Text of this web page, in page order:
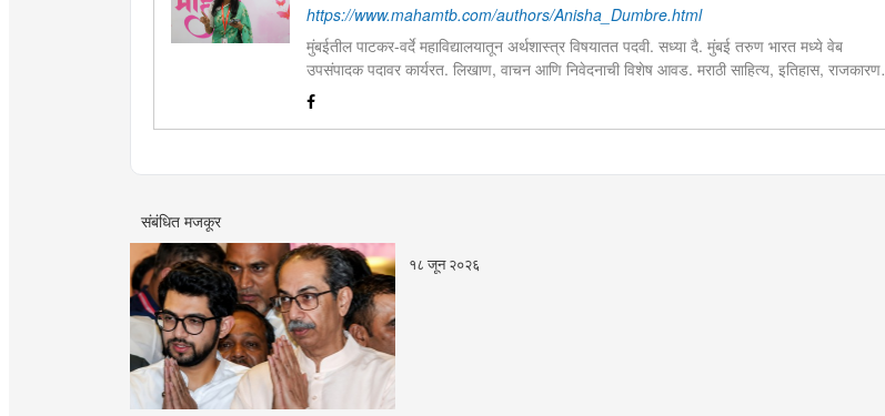
https://www.mahamtb.com/authors/Anisha_Dumbre.html
मुंबईतील पाटकर-वर्दे महाविद्यालयातून अर्थशास्त्र विषयातत पदवी. सध्या दै. मुंबई तरुण भारत मध्ये वेब
उपसंपादक पदावर कार्यरत. लिखाण, वाचन आणि निवेदनाची विशेष आवड. मराठी साहित्य, इतिहास, राजकारण,
आणि मनोरंजन विषयांत रस. महाविद्यालयीन काळात वक्तृत्व, कथाकथन, काव्यवाचन स्पर्धांमध्ये सहभाग आणि
पारितोषिके.\
संबंधित मजकूर
१८ जून २०२६